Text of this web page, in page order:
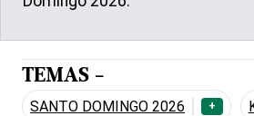
TEMAS -
SANTO DOMINGO 2026 +